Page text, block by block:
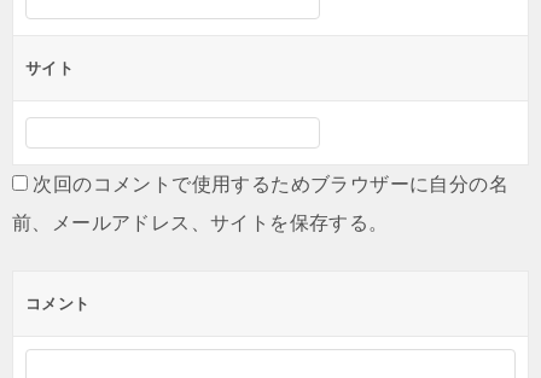
サイト
次回のコメントで使用するためブラウザーに自分の名
前、メールアドレス、サイトを保存する。
コメント